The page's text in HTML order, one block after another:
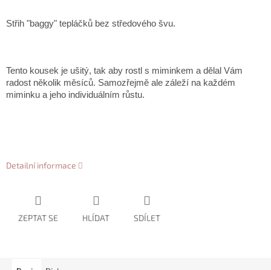
Střih "baggy" tepláčků bez středového švu.
Tento kousek je ušitý, tak aby rostl s miminkem a dělal Vám
radost několik měsíců. Samozřejmě ale záleží na každém
miminku a jeho individuálním růstu.
Detailní informace
ZEPTAT SE HLÍDAT SDÍLET